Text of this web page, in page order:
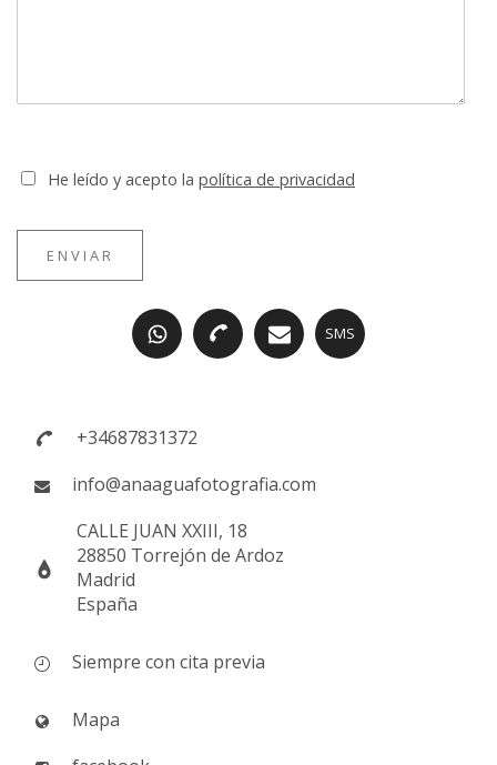
He leído y acepto la política de privacidad
ENVIAR
SMS
+34687831372
info@anaaguafotografia.com
CALLE JUAN XXIII, 18
28850 Torrejón de Ardoz
Madrid
España
Siempre con cita previa
Mapa